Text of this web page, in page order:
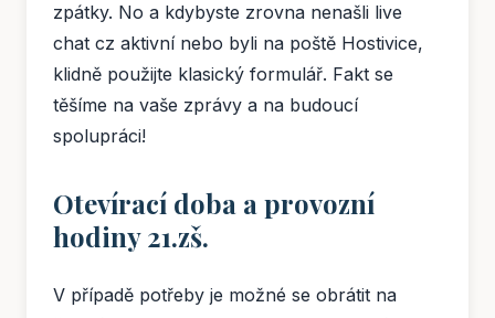
zpátky. No a kdybyste zrovna nenašli live
chat cz aktivní nebo byli na poště Hostivice,
klidně použijte klasický formulář. Fakt se
těšíme na vaše zprávy a na budoucí
spolupráci!
Otevírací doba a provozní
hodiny 21.zš.
V případě potřeby je možné se obrátit na